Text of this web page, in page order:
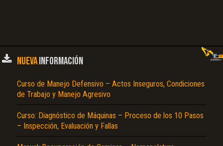
NUEVAINFORMACIÓN
Curso de Manejo Defensivo – Actos Inseguros, Condiciones
de Trabajo y Manejo Agresivo
Curso: Diagnóstico de Máquinas – Proceso de los 10 Pasos
– Inspección, Evaluación y Fallas